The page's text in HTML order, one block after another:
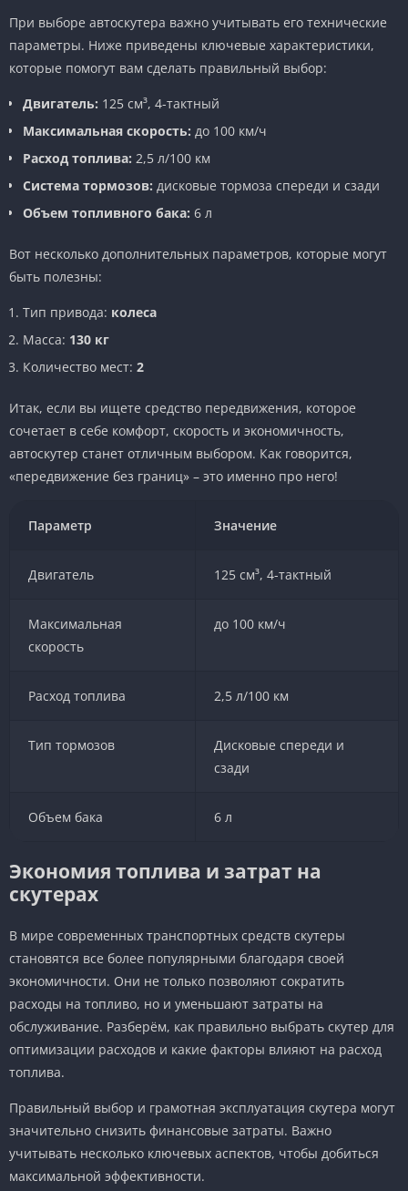
При выборе автоскутера важно учитывать его технические
параметры. Ниже приведены ключевые характеристики,
которые помогут вам сделать правильный выбор:
Двигатель: 125 см³, 4-тактный
Максимальная скорость: до 100 км/ч
Расход топлива: 2,5 л/100 км
Система тормозов: дисковые тормоза спереди и сзади
Объем топливного бака: 6 л
Вот несколько дополнительных параметров, которые могут
быть полезны:
Тип привода: колеса
Масса: 130 кг
Количество мест: 2
Итак, если вы ищете средство передвижения, которое
сочетает в себе комфорт, скорость и экономичность,
автоскутер станет отличным выбором. Как говорится,
«передвижение без границ» – это именно про него!
Параметр Значение
Двигатель 125 см³, 4-тактный
Максимальная
скорость
до 100 км/ч
Расход топлива 2,5 л/100 км
Тип тормозов
Дисковые спереди и
сзади
Объем бака 6 л
Экономия топлива и затрат на
скутерах
В мире современных транспортных средств скутеры
становятся все более популярными благодаря своей
экономичности. Они не только позволяют сократить
расходы на топливо, но и уменьшают затраты на
обслуживание. Разберём, как правильно выбрать скутер для
оптимизации расходов и какие факторы влияют на расход
топлива.
Правильный выбор и грамотная эксплуатация скутера могут
значительно снизить финансовые затраты. Важно
учитывать несколько ключевых аспектов, чтобы добиться
максимальной эффективности.